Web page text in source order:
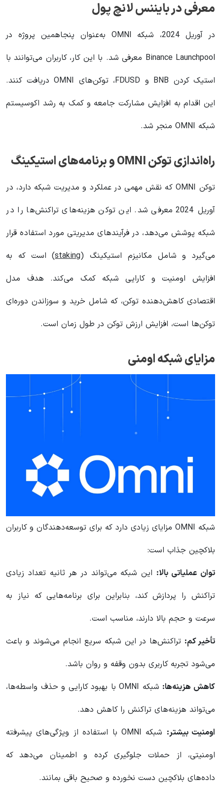
معرفی در بایننس لانچ پول
در آوریل 2024، شبکه OMNI به‌عنوان پنجاهمین پروژه در
Binance Launchpool معرفی شد. با این کار، کاربران می‌توانند با
استیک کردن BNB و FDUSD، توکن‌های OMNI دریافت کنند.
این اقدام به افزایش مشارکت جامعه و کمک به رشد اکوسیستم
شبکه OMNI منجر شد.
راه‌اندازی توکن OMNI و برنامه‌های استیکینگ
توکن OMNI که نقش مهمی در عملکرد و مدیریت شبکه دارد، در
آوریل 2024 معرفی شد. این توکن هزینه‌های تراکنش‌ها را در
شبکه پوشش می‌دهد، در فرآیندهای مدیریتی مورد استفاده قرار
می‌گیرد و شامل مکانیزم استیکینگ (staking) است که به
افزایش اومنیت و کارایی شبکه کمک می‌کند. هدف مدل
اقتصادی کاهش‌دهنده توکن، که شامل خرید و سوزاندن دوره‌ای
توکن‌ها است، افزایش ارزش توکن در طول زمان است.
مزایای شبکه اومنی
شبکه OMNI مزایای زیادی دارد که برای توسعه‌دهندگان و کاربران
بلاکچین جذاب است:
توان عملیاتی بالا: این شبکه می‌تواند در هر ثانیه تعداد زیادی
تراکنش را پردازش کند، بنابراین برای برنامه‌هایی که نیاز به
سرعت و حجم بالا دارند، مناسب است.
تأخیر کم: تراکنش‌ها در این شبکه سریع انجام می‌شوند و باعث
می‌شود تجربه کاربری بدون وقفه و روان باشد.
کاهش هزینه‌ها:
شبکه OMNI با بهبود کارایی و حذف واسطه‌ها،
می‌تواند هزینه‌های تراکنش را کاهش دهد.
اومنیت بیشتر:
شبکه OMNI با استفاده از ویژگی‌های پیشرفته
اومنیتی، از حملات جلوگیری کرده و اطمینان می‌دهد که
داده‌های بلاکچین دست نخورده و صحیح باقی بمانند.